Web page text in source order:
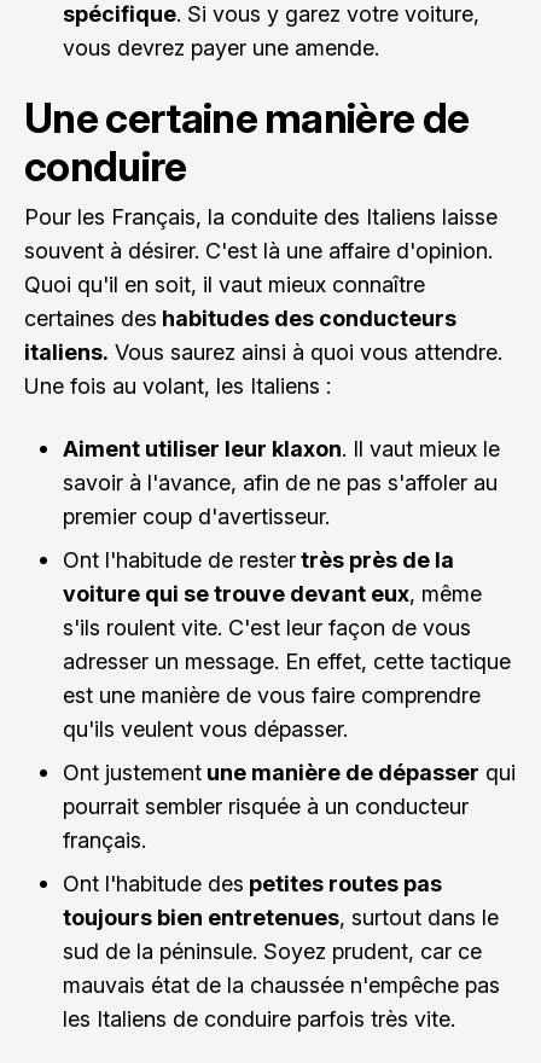
spécifique. Si vous y garez votre voiture,
vous devrez payer une amende.
Une certaine manière de
conduire
Pour les Français, la conduite des Italiens laisse
souvent à désirer. C'est là une affaire d'opinion.
Quoi qu'il en soit, il vaut mieux connaître
certaines des habitudes des conducteurs
italiens. Vous saurez ainsi à quoi vous attendre.
Une fois au volant, les Italiens :
Aiment utiliser leur klaxon. Il vaut mieux le
savoir à l'avance, afin de ne pas s'affoler au
premier coup d'avertisseur.
Ont l'habitude de restertrès près de la
voiture qui se trouve devant eux, même
s'ils roulent vite. C'est leur façon de vous
adresser un message. En effet, cette tactique
est une manière de vous faire comprendre
qu'ils veulent vous dépasser.
Ont justement une manière de dépasser qui
pourrait sembler risquée à un conducteur
français.
Ont l'habitude des petites routes pas
toujours bien entretenues, surtout dans le
sud de la péninsule. Soyez prudent, car ce
mauvais état de la chaussée n'empêche pas
les Italiens de conduire parfois très vite.